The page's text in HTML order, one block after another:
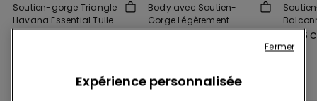
Soutien-gorge Triangle
Havana Essential Tulle
Légèrement Rembourré
Body avec Soutien-
Gorge Légèrement
Rembourré Essential
25.95
Compléter la promotion 5 culottes x CHF 29.90
Expérience personnalisée
Fermer